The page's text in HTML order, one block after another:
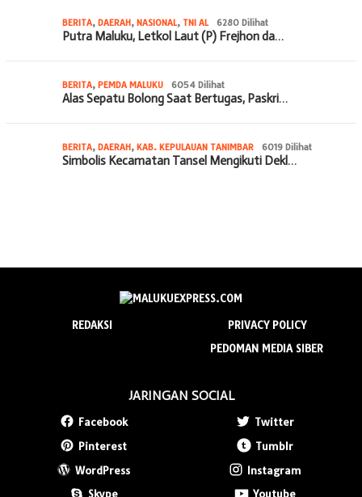
BERITA, DAERAH, NASIONAL, TNI AL 6280 Dilihat
Putra Maluku, Letkol Laut (P) Frejhon da…
BERITA, PEMDA MALUKU 6054 Dilihat
Alas Sepatu Bolong Saat Bertugas, Paskri…
BERITA, DAERAH, KAB. KEPULAUAN TANIMBAR 6019 Dilihat
Simbolis Kecamatan Tansel Mengikuti Dekl…
REDAKSI
PRIVACY POLICY
PEDOMAN MEDIA SIBER
JARINGAN SOCIAL
Facebook
Twitter
Pinterest
Tumblr
WordPress
Instagram
Skype
Youtube